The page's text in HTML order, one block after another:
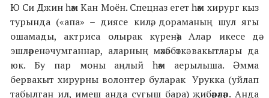
Ю Си Джин һәм Кан Моён. Спецназ егет һәм хирург кыз
турында («апа» – диясе килә, дораманың шул ягы
ошамады, актриса олырак күренә). Алар икесе дә
эшләренә чумганнар, аларның мәхәббәткә вакытлары да
юк. Бу пар моны аңлый һәм аерылыша. Әмма
бервакыт хирурны волонтер буларак Урукка (уйлап
табылган ил, имеш анда сугыш бара) җибәрәләр. Анда